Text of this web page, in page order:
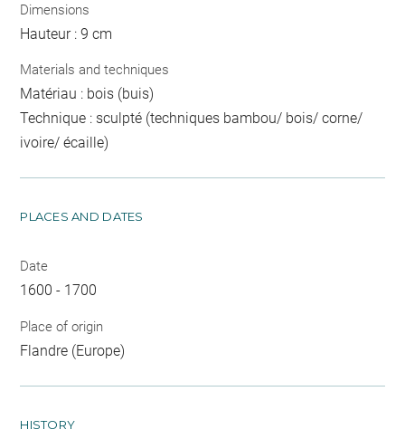
Dimensions
Hauteur : 9 cm
Materials and techniques
Matériau : bois (buis)
Technique : sculpté (techniques bambou/ bois/ corne/
ivoire/ écaille)
PLACES AND DATES
Date
1600 - 1700
Place of origin
Flandre (Europe)
HISTORY